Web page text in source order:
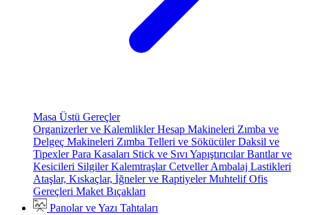
Masa Üstü Gereçler
Organizerler ve KalemliklerHesap Makineleri Zımba ve
Delgeç Makineleri Zımba Telleri ve SökücülerDaksil ve
TipexlerPara Kasaları Stick ve Sıvı YapıştırıcılarBantlar ve
Kesicileri SilgilerKalemtraşlarCetvellerAmbalaj Lastikleri
Ataşlar, Kıskaçlar, İğneler ve RaptiyelerMuhtelif Ofis
Gereçleri Maket Bıçakları
Panolar ve Yazı Tahtaları